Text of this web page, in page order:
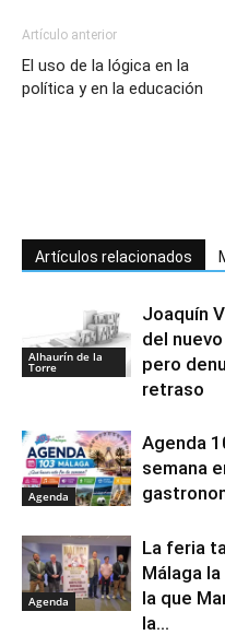
Artículo anterior
El uso de la lógica en la
política y en la educación
Artículos relacionados
Alhaurín de la
Torre
Joaquín
del
pero
retraso
Agenda
Agenda
semana
Agenda
La feria
Málaga
la que
la...